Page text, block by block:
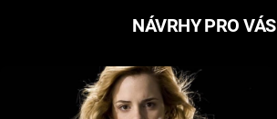
NÁVRHY PRO VÁS